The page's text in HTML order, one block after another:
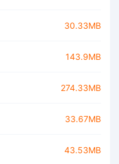
30.33MB
143.9MB
274.33MB
33.67MB
43.53MB